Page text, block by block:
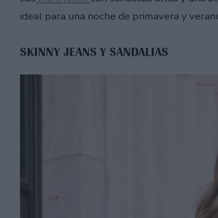
ideal para una noche de primavera y
SKINNY JEANS Y SANDALIAS